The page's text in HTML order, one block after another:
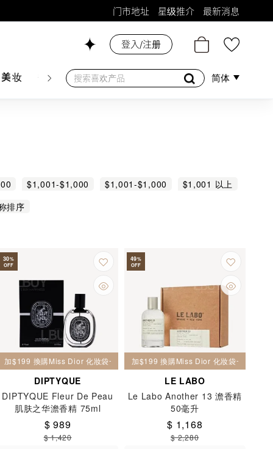
门市地址 星级推介 最新消息
妆 香水香薰 个人护理 母婴护理 游戏及精品
登入/注册
简体
$1,001-$1,000 $1,001-$1,000
$1,001 以上
排序
30%
OFF
加$199 換購Miss Dior 化妝袋一個
DIPTYQUE
DIPTYQUE Fleur De Peau
肌肤之华澹香精 75ml
$ 989
$ 1,420
49%
OFF
加$199 換購Miss Dior 化妝袋一個
LE LABO
Le Labo Another 13 澹香精
50毫升
$ 1,168
$ 2,280